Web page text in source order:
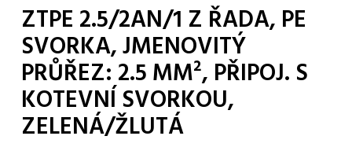
ZTPE 2.5/2AN/1 Z ŘADA, PE
SVORKA, JMENOVITÝ
PRŮŘEZ: 2.5 MM², PŘIPOJ. S
KOTEVNÍ SVORKOU,
ZELENÁ/ŽLUTÁ